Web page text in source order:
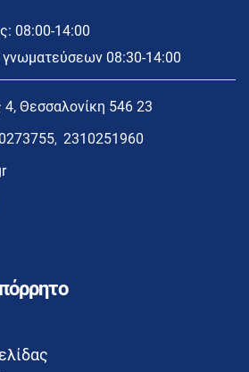
08:00-14:00
08:30-14:00
4, Θεσσαλονίκη 546 23
, 2310251960